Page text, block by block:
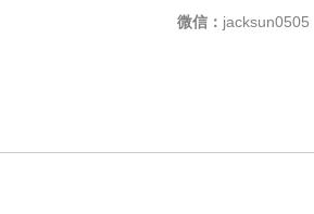
微信： jacksun0505